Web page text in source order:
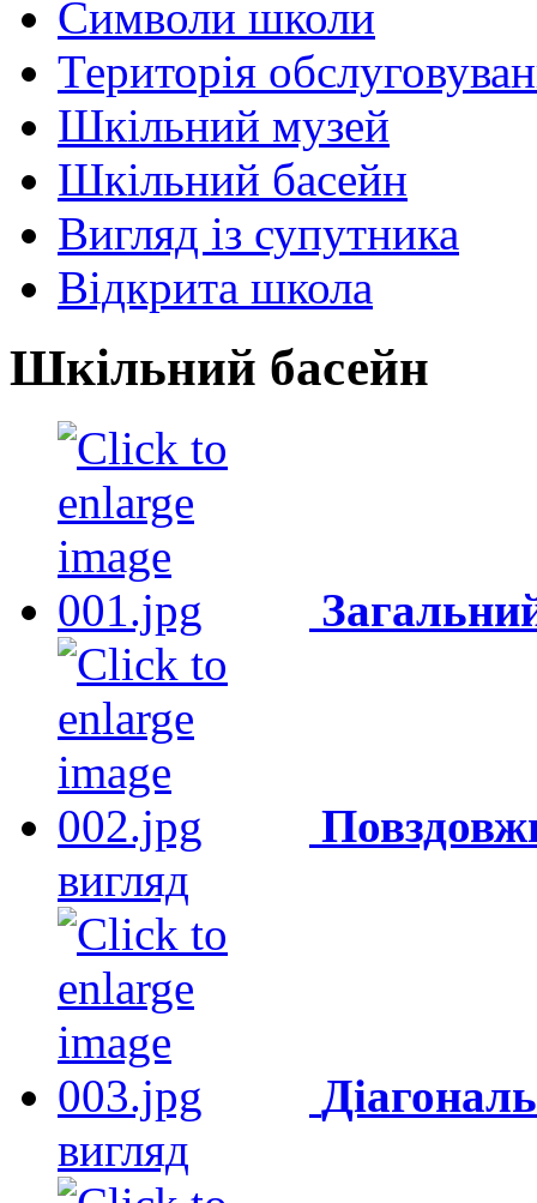
Символи школи
Територія
Шкільний музей
Шкільний басейн
Вигляд із супутника
Відкрита школа
Шкільний басейн
вигляд
вигляд